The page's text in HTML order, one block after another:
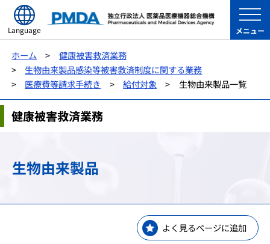
Language メニュー
ホーム
健康被害救済業務
生物由来製品感染等被害救済制度に関する業務
医療費等請求手続き
給付対象 生物由来製品一覧
健康被害救済業務
生物由来製品
よく見るページに追加